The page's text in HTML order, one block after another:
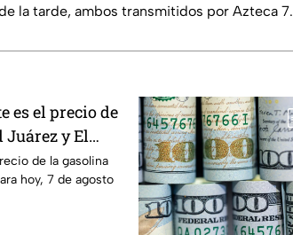
la tarde, ambos transmitidos por Azteca 7.
es el precio de
Juárez y El
de la gasolina
hoy, 7 de agosto